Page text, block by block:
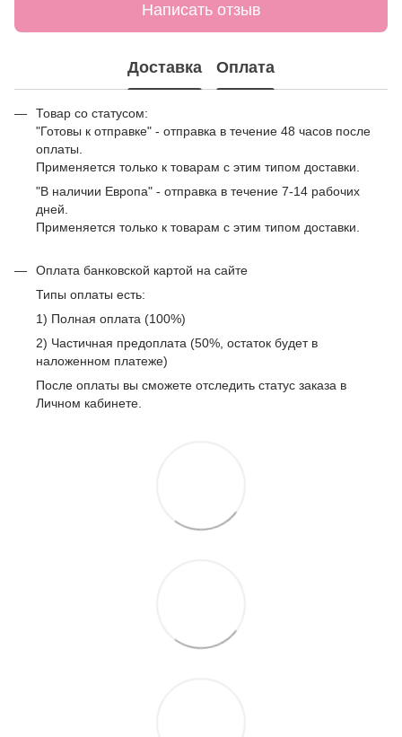
Написать отзыв
Доставка Оплата
Товар со статусом:
"Готовы к отправке" - отправка в течение 48 часов после
оплаты.
Применяется только к товарам с этим типом доставки.
"В наличии Европа" - отправка в течение 7-14 рабочих
дней.
Применяется только к товарам с этим типом доставки.
Оплата банковской картой на сайте
Типы оплаты есть:
1) Полная оплата (100%)
2) Частичная предоплата (50%, остаток будет в
наложенном платеже)
После оплаты вы сможете отследить статус заказа в
Личном кабинете.